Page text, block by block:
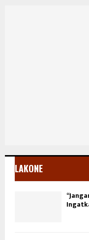
LAKONE